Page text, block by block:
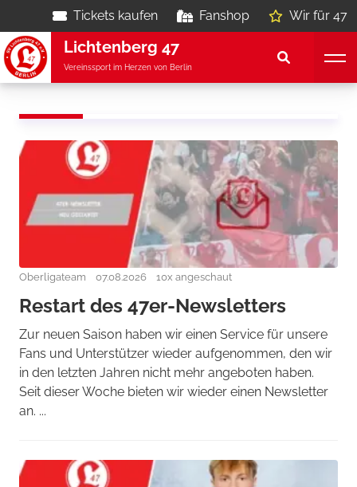
Tickets kaufen Fanshop Wir für 47
Lichtenberg 47
Vereinssport im Herzen von Berlin
Oberligateam 07.08.2026 10x angeschaut
Restart des 47er-Newsletters
Zur neuen Saison haben wir einen Service für unsere
Fans und Unterstützer wieder aufgenommen, den wir
in den letzten Jahren nicht mehr angeboten haben.
Seit dieser Woche bieten wir wieder einen Newsletter
an. ...